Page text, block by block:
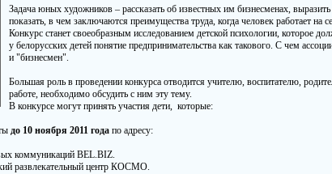
Задача юных художников – рассказать об известных им бизнесменах,
показать, в чем заключаются преимущества труда, когда человек работает на
Конкурс станет своеобразным исследованием детской психологии, которое
у белорусских детей понятие предпринимательства как такового. С чем
и "бизнесмен".
Большая роль в проведении конкурса отводится учителю, воспитателю,
работе, необходимо обсудить с ним эту тему.
В конкурсе могут принять участия дети, которые:
до 10 ноября 2011 года по адресу:
коммуникаций BEL.BIZ.
развлекательный центр КОСМО.